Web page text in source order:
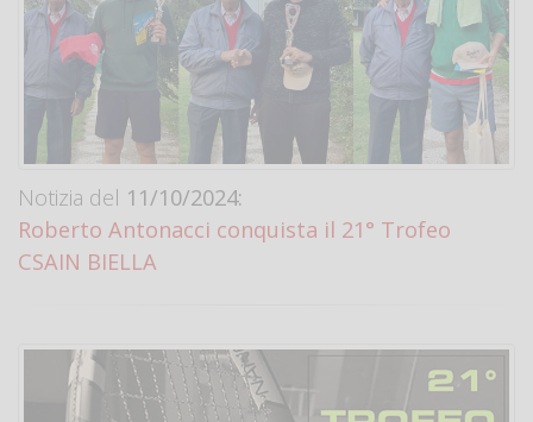
Notizia del 11/10/2024:
Roberto Antonacci conquista il 21° Trofeo
CSAIN BIELLA